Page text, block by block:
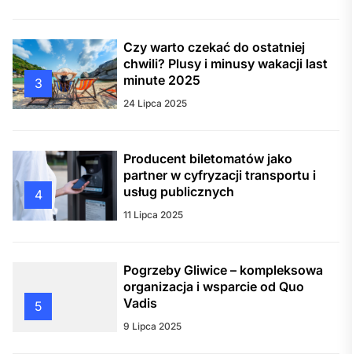
3
Czy warto czekać do ostatniej
chwili? Plusy i minusy wakacji last
minute 2025
24 Lipca 2025
4
Producent biletomatów jako
partner w cyfryzacji transportu i
usług publicznych
11 Lipca 2025
5
Pogrzeby Gliwice – kompleksowa
organizacja i wsparcie od Quo
Vadis
9 Lipca 2025